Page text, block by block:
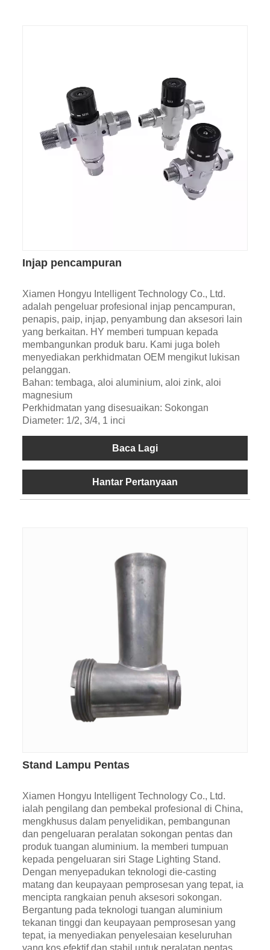
Injap pencampuran
Xiamen Hongyu Intelligent Technology Co., Ltd.
adalah pengeluar profesional injap pencampuran,
penapis, paip, injap, penyambung dan aksesori lain
yang berkaitan. HY memberi tumpuan kepada
membangunkan produk baru. Kami juga boleh
menyediakan perkhidmatan OEM mengikut lukisan
pelanggan.
Bahan: tembaga, aloi aluminium, aloi zink, aloi
magnesium
Perkhidmatan yang disesuaikan: Sokongan
Diameter: 1/2, 3/4, 1 inci
Baca Lagi
Hantar Pertanyaan
Stand Lampu Pentas
Xiamen Hongyu Intelligent Technology Co., Ltd.
ialah pengilang dan pembekal profesional di China,
mengkhusus dalam penyelidikan, pembangunan
dan pengeluaran peralatan sokongan pentas dan
produk tuangan aluminium. Ia memberi tumpuan
kepada pengeluaran siri Stage Lighting Stand.
Dengan menyepadukan teknologi die-casting
matang dan keupayaan pemprosesan yang tepat, ia
mencipta rangkaian penuh aksesori sokongan.
Bergantung pada teknologi tuangan aluminium
tekanan tinggi dan keupayaan pemprosesan yang
tepat, ia menyediakan penyelesaian keseluruhan